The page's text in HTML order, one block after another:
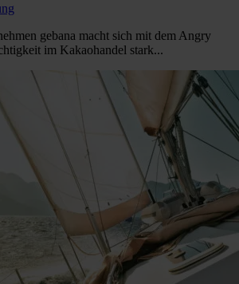
gebana macht sich mit dem Angry
im Kakaohandel stark...